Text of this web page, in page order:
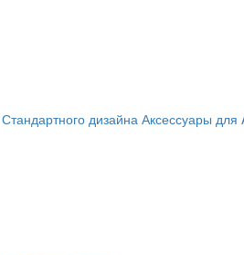
Стандартного дизайна Аксессуары для